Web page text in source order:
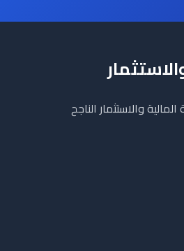
والاستثمار الناجح